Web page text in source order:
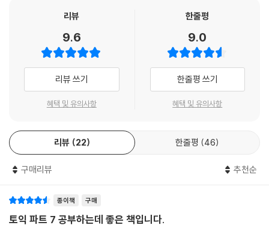
1) 실제 토익의 출제 유형과 난이도를 분석하여 Part 7을 정복할 수 있는
핵심 전략 제공
2) 육하원칙 및 추론 문제의 비중 증가, 다중 지문의 난이도 상승 등의 최신
1) Part 7 모든 유형의 문제 풀이 전략을 꼼꼼하게 정리
2) Part 7에서 시간이 부족했던 학습자들을 위한 풀이 속도를 높이는 6가
지 핵심 스킬 수록
1) 나의 Part 7 취약점 찾기
- TEST 01 모의고사 풀이 후 나의 취약점을 정확하게 파악하여 맞춤 학습
리뷰
9.6
리뷰 쓰기
혜택 및 유의사항
한줄평
9.0
한줄평 쓰기
혜택 및 유의사항
리뷰 22 한줄평 46
구매리뷰 추천순
종이책 구매
토익 파트 7 공부하는데 좋은 책입니다.